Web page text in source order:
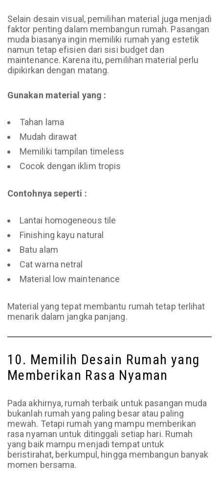
Selain desain visual, pemilihan material juga menjadi
faktor penting dalam membangun rumah. Pasangan
muda biasanya ingin memiliki rumah yang estetik
namun tetap efisien dari sisi budget dan
maintenance. Karena itu, pemilihan material perlu
dipikirkan dengan matang.
Gunakan material yang :
Tahan lama
Mudah dirawat
Memiliki tampilan timeless
Cocok dengan iklim tropis
Contohnya seperti :
Lantai homogeneous tile
Finishing kayu natural
Batu alam
Cat warna netral
Material low maintenance
Material yang tepat membantu rumah tetap terlihat
menarik dalam jangka panjang.
10. Memilih Desain Rumah yang
Memberikan Rasa Nyaman
Pada akhirnya, rumah terbaik untuk pasangan muda
bukanlah rumah yang paling besar atau paling
mewah. Tetapi rumah yang mampu memberikan
rasa nyaman untuk ditinggali setiap hari. Rumah
yang baik mampu menjadi tempat untuk
beristirahat, berkumpul, hingga membangun banyak
momen bersama.